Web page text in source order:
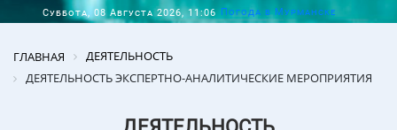
Суббота, 08 Августа 2026, 11:06 Погода в Мурманске
ГЛАВНАЯ
ДЕЯТЕЛЬНОСТЬ
ДЕЯТЕЛЬНОСТЬ ЭКСПЕРТНО-АНАЛИТИЧЕСКИЕ МЕРОПРИЯТИЯ